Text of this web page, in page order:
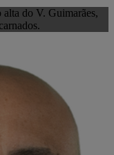
alta do V. Guimarães,